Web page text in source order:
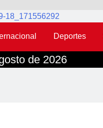
Deportes
de 2026